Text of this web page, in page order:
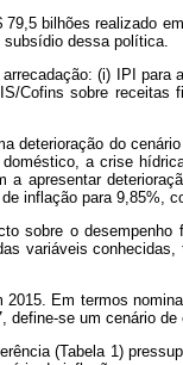
bilhões realizado
dessa política.
(i) IPI
sobre
deterioração do
a crise
apresentar
inflação para 9,85%,
sobre o
variáveis
Em termos
se um cenário
(Tabela 1)